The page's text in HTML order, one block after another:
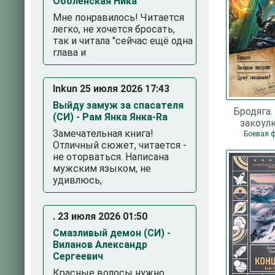
Боевая
Мне понравилось! Читается
легко, не хочется бросать,
так и читала "сейчас ещё одна
глава и
Inkun 25 июля 2026 17:43
Выйду замуж за спасателя
(СИ) - Рам Янка Янка-Ra
Замечательная книга!
Отличный сюжет, читается -
не оторваться. Написана
мужским языком, не
удивлюсь,
. 23 июля 2026 01:50
Смазливый демон (СИ) -
Виланов Александр
Сергеевич